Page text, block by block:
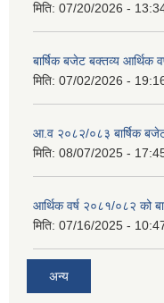
मिति: 07/20/2026 -
बार्षिक बजेट बक्तव्य आर्थिक
मिति: 07/02/2026 -
आ.व २०८२/०८३ बार्षिक
मिति: 08/07/2025 -
आर्थिक वर्ष २०८१/०८२ को
मिति: 07/16/2025 -
अन्य